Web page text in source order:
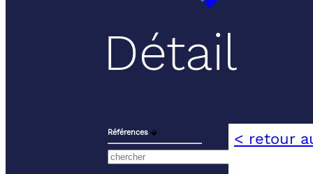
Détail
Références ⬙ < retour